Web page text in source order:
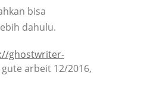
bisa
dahulu.
ghostwriter-
arbeit 12/2016,